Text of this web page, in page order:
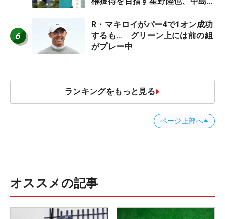
6
R・マキロイがパー4で1オン成功
するも… グリーン上には前の組
がプレー中
ランキングをもっと見る
ページ上部へ
オススメの記事